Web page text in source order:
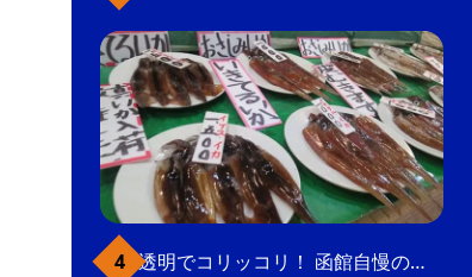
透明でコリッコリ！ 函館自慢のいかをどうぞ